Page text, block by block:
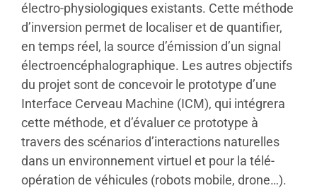
électro-physiologiques existants. Cette méthode
d’inversion permet de localiser et de quantifier,
en temps réel, la source d’émission d’un signal
électroencéphalographique. Les autres objectifs
du projet sont de concevoir le prototype d’une
Interface Cerveau Machine (ICM), qui intégrera
cette méthode, et d’évaluer ce prototype à
travers des scénarios d’interactions naturelles
dans un environnement virtuel et pour la télé-
opération de véhicules (robots mobile, drone…).